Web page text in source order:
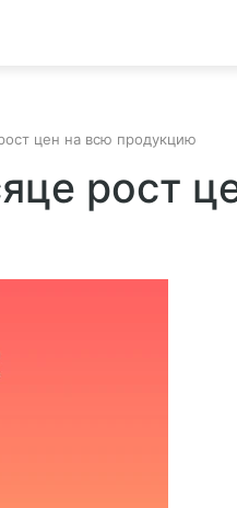
цен на всю продукцию
рост